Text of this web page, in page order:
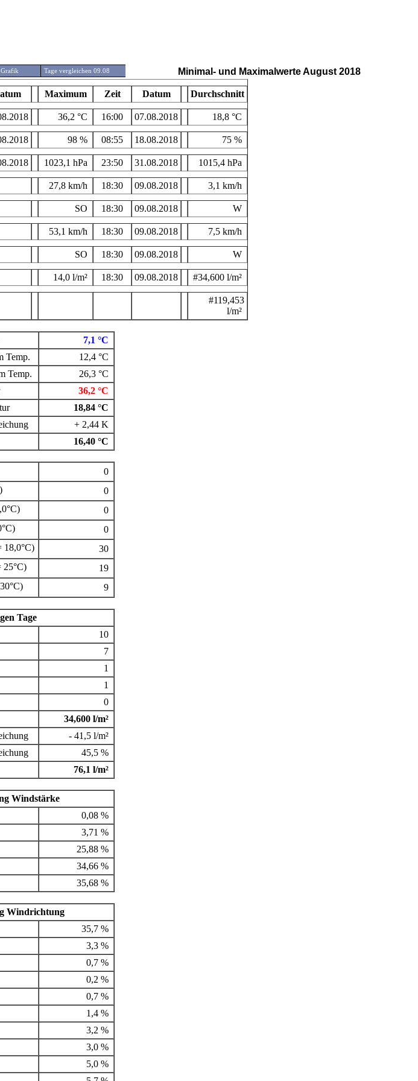
Grafik Tage vergleichen 09.08 Minimal- und Maximalwerte August 2018
Maximum Zeit Datum Durchschnitt
36,2 °C 16:00 07.08.2018 18,8 °C
98 % 08:55 18.08.2018 75 %
1023,1 hPa 23:50 31.08.2018 1015,4 hPa
27,8 km/h 18:30 09.08.2018 3,1 km/h
SO 18:30 09.08.2018 W
53,1 km/h 18:30 09.08.2018 7,5 km/h
SO 18:30 09.08.2018 W
14,0 l/m² 18:30 09.08.2018 #34,600 l/m²
#119,453
l/m²
7,1 °C
Temp.
12,4 °C
Temp.
26,3 °C
36,2 °C
18,84 °C
+ 2,44 K
16,40 °C
0
0
0
0
18,0°C)
30
25°C)
19
9
Tage
10
7
1
1
0
34,600 l/m²
- 41,5 l/m²
45,5 %
76,1 l/m²
Windstärke
0,08 %
3,71 %
25,88 %
34,66 %
35,68 %
Windrichtung
35,7 %
3,3 %
0,7 %
0,2 %
0,7 %
1,4 %
3,2 %
3,0 %
5,0 %